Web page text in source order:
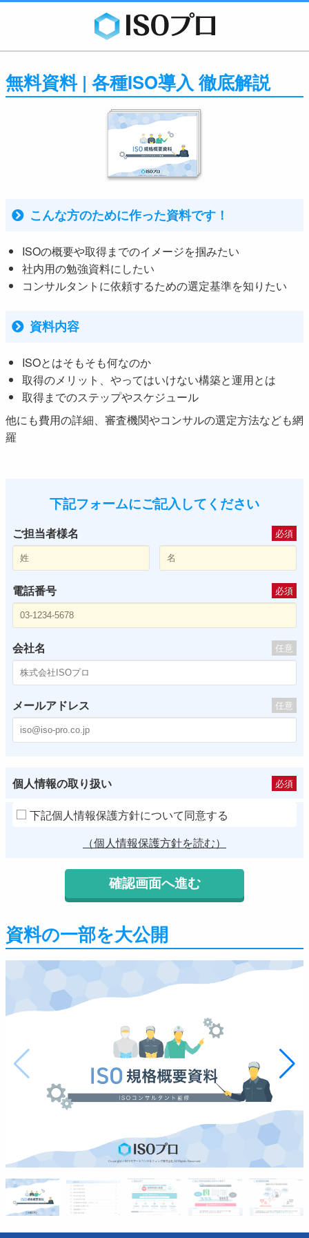
無料資料 | 各種ISO導入 徹底解説
こんな方のために作った資料です！
ISOの概要や取得までのイメージを掴みたい
社内用の勉強資料にしたい
コンサルタントに依頼するための選定基準を知りたい
資料内容
ISOとはそもそも何なのか
取得のメリット、やってはいけない構築と運用とは
取得までのステップやスケジュール
他にも費用の詳細、審査機関やコンサルの選定方法なども網
羅
下記フォームにご記入してください
ご担当者様名 必須
電話番号 必須
会社名 任意
メールアドレス 任意
個人情報の取り扱い 必須
下記個人情報保護方針について同意する
（個人情報保護方針を読む）
資料の一部を大公開